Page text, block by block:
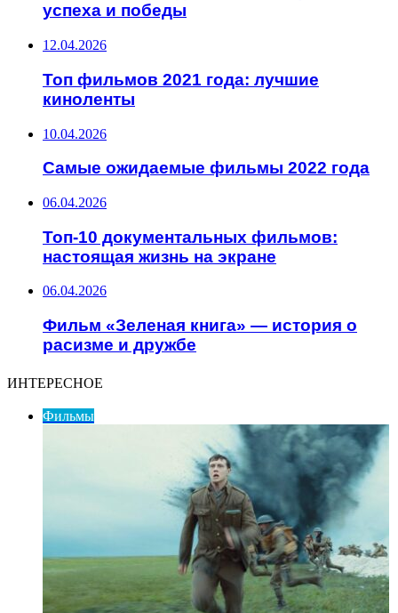
успеха и победы
12.04.2026
Топ фильмов 2021 года: лучшие
киноленты
10.04.2026
Самые ожидаемые фильмы 2022 года
06.04.2026
Топ-10 документальных фильмов:
настоящая жизнь на экране
06.04.2026
Фильм «Зеленая книга» — история о
расизме и дружбе
ИНТЕРЕСНОЕ
Фильмы